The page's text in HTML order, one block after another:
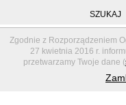
Zgodnie z Rozporządzeniem
27 kwietnia 2016 r.
przetwarzamy Twoje dane (
SZUKAJ